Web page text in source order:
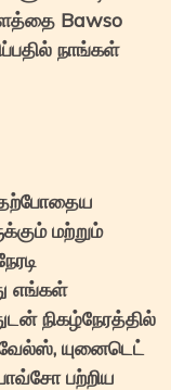
Bawso
நாங்கள்
தற்போதைய
மற்றும்
எங்கள்
நிகழ்நேரத்தில்
யுனைடெட்
பற்றிய